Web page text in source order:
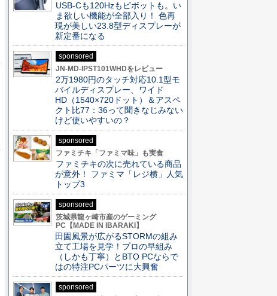
USB-Cも120Hzもピボットも。い
ま欲しい機能が全部入り！ 色再
現が美しい23.8型ディスプレーが
新定番になる
sponsored
JN-MD-IPST101WHDをレビュー
2万1980円のタッチ対応10.1型モ
バイルディスプレー、ワイド
HD（1540×720ドット）＆アスペ
クト比77：36って聞きなじみない
けど使いやすいの？
sponsored
ファミチキ「ファミマ味」も実食
ファミチキの次に売れている商品
が意外！ ファミマ「レジ横」人気
トップ3
sponsored
茨城県龍ヶ崎市産のゲーミング
PC【MADE IN IBARAKI】
田園風景が広がるSTORMの組み
立て工場を見学！プロの早組み
（しかも丁寧）とBTO PCならで
はの特注PCパーツに大興奮
sponsored